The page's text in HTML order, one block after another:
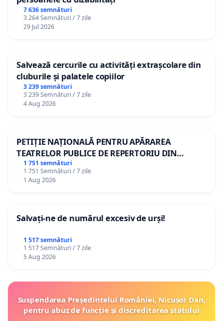
7 636 semnături
3 264 Semnături / 7 zile
29 Jul 2026
Salvează cercurile cu activități extrașcolare din
cluburile și palatele copiilor
3 239 semnături
3 239 Semnături / 7 zile
4 Aug 2026
PETIȚIE NAȚIONALĂ PENTRU APĂRAREA
TEATRELOR PUBLICE DE REPERTORIU DIN
ROMÂNIA
1 751 semnături
1 751 Semnături / 7 zile
1 Aug 2026
Salvați-ne de numărul excesiv de urși!
1 517 semnături
1 517 Semnături / 7 zile
5 Aug 2026
Suspendarea Președintelui României, Nicușor Dan,
pentru abuz de funcție și discreditarea statului